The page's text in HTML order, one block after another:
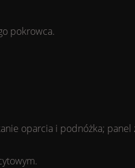
pokrowca.
oparcia i podnóżka;